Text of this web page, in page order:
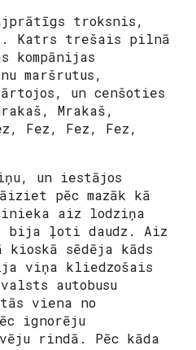
troksnis,
Katrs trešais pilnā
kompānijas
maršrutus,
un cenšoties
Mrakaš,
Fez, Fez, Fez,
un iestājos
pēc mazāk kā
aiz lodziņa
bija ļoti daudz. Aiz
kioskā sēdēja kāds
viņa kliedzošais
autobusu
viena no
ignorēju
rindā. Pēc kāda